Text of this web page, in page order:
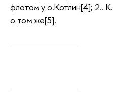
флотом у о.Котлин[4]; 2..
о том же[5].